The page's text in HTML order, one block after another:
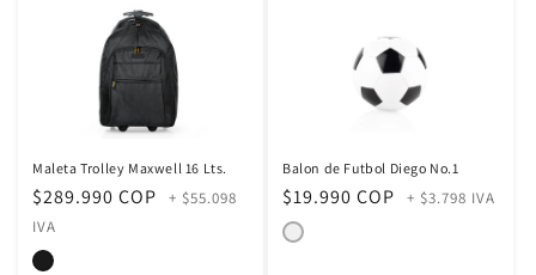
n
Maleta Trolley Maxwell 16 Lts.
Precio
habitual
$289.990 COP
+ $55.098
IVA
Balon de Futbol Diego No.1
Precio
habitual
$19.990 COP + $3.798 IVA